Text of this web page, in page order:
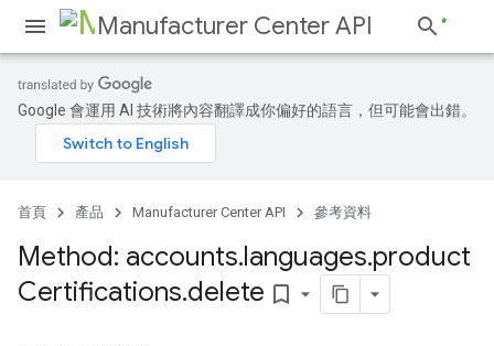
Manufacturer Center API
Google 會運用 AI 技術將內容翻譯成你偏好的語言，但可能會出錯。
首頁 產品 Manufacturer Center API 參考資料
Method: accounts.languages.product
Certifications.delete bookmark_border